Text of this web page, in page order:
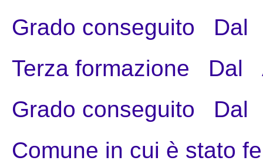
Grado conseguito
Dal
Terza formazione
Dal
Grado conseguito
Dal
Comune in cui è stato